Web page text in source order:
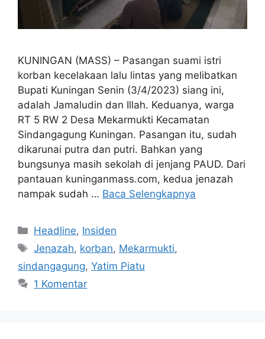
KUNINGAN (MASS) – Pasangan suami istri
korban kecelakaan lalu lintas yang melibatkan
Bupati Kuningan Senin (3/4/2023) siang ini,
adalah Jamaludin dan Illah. Keduanya, warga
RT 5 RW 2 Desa Mekarmukti Kecamatan
Sindangagung Kuningan. Pasangan itu, sudah
dikarunai putra dan putri. Bahkan yang
bungsunya masih sekolah di jenjang PAUD. Dari
pantauan kuninganmass.com, kedua jenazah
nampak sudah … Baca Selengkapnya
Kategori
Headline, Insiden
Tag
Jenazah, korban, Mekarmukti,
sindangagung, Yatim Piatu
1 Komentar